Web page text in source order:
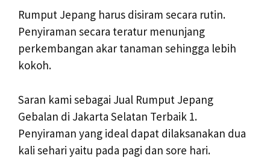
Rumput Jepang harus disiram secara rutin.
Penyiraman secara teratur menunjang
perkembangan akar tanaman sehingga lebih
kokoh.
Saran kami sebagai Jual Rumput Jepang
Gebalan di Jakarta Selatan Terbaik 1.
Penyiraman yang ideal dapat dilaksanakan dua
kali sehari yaitu pada pagi dan sore hari.